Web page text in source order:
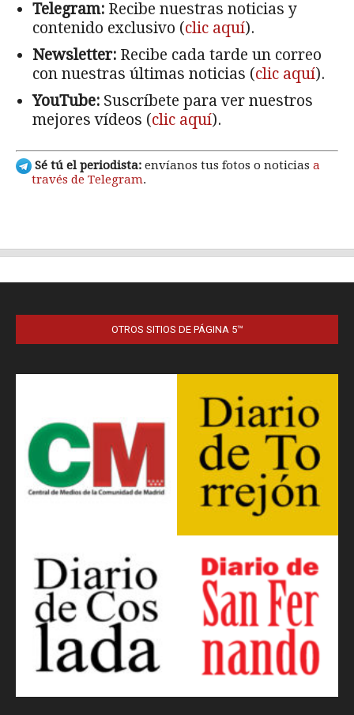
OTROS SITIOS DE PÁGINA 5™